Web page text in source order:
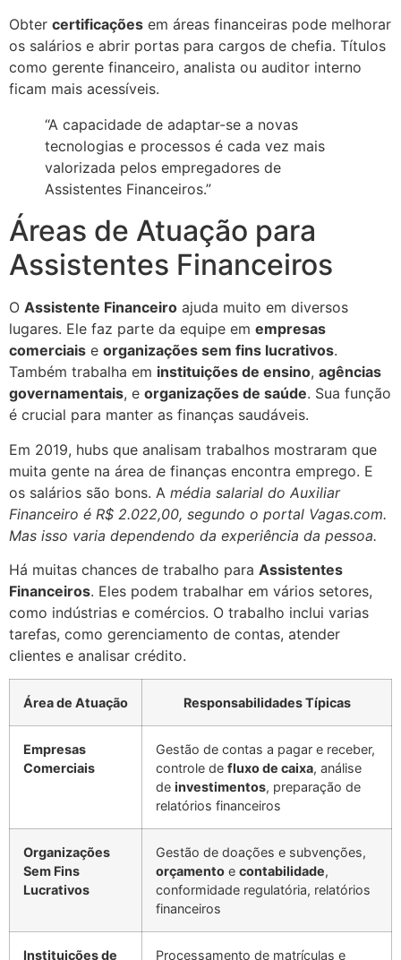
Obter certificações em áreas financeiras pode melhorar
os salários e abrir portas para cargos de chefia. Títulos
como gerente financeiro, analista ou auditor interno
ficam mais acessíveis.
“A capacidade de adaptar-se a novas
tecnologias e processos é cada vez mais
valorizada pelos empregadores de
Assistentes Financeiros.”
Áreas de Atuação para
Assistentes Financeiros
O Assistente Financeiro ajuda muito em diversos
lugares. Ele faz parte da equipe em empresas
comerciais e organizações sem fins lucrativos.
Também trabalha em instituições de ensino, agências
governamentais, e organizações de saúde. Sua função
é crucial para manter as finanças saudáveis.
Em 2019, hubs que analisam trabalhos mostraram que
muita gente na área de finanças encontra emprego. E
os salários são bons. A média salarial do Auxiliar
Financeiro é R$ 2.022,00, segundo o portal Vagas.com.
Mas isso varia dependendo da experiência da pessoa.
Há muitas chances de trabalho para Assistentes
Financeiros. Eles podem trabalhar em vários setores,
como indústrias e comércios. O trabalho inclui varias
tarefas, como gerenciamento de contas, atender
clientes e analisar crédito.
Área de Atuação Responsabilidades Típicas
Empresas
Comerciais
Gestão de contas a pagar e receber,
controle de fluxo de caixa, análise
de investimentos, preparação de
relatórios financeiros
Organizações
Sem Fins
Lucrativos
Gestão de doações e subvenções,
orçamento e contabilidade,
conformidade regulatória, relatórios
financeiros
Instituições de
Processamento de matrículas e